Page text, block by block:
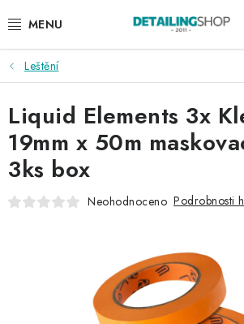
na
AKCE
NOVINKY
EXTERIÉR
INTERIÉR
DÁRKOVÉ SADY A POUKAZY
Leštění
Liquid Elements 3x
19mm x 50m
3ks box
Neohodnoceno Podrobnosti